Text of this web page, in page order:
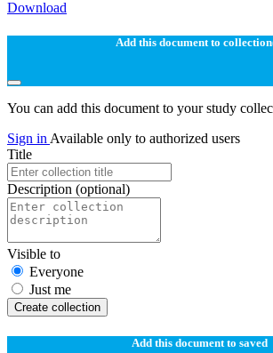
Download
Add this document to
You can add this document to your study
Sign in Available only to authorized users
Title
Description (optional)
Visible to
Everyone
Just me
Create collection
Add this document to saved